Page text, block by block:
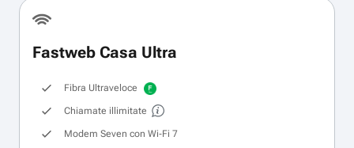
Fastweb Casa Ultra
Fibra Ultraveloce
Chiamate illimitate
Modem Seven con Wi‑Fi 7